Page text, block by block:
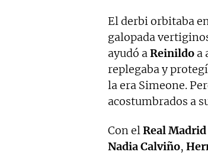
El derbi orbitaba
galopada
ayudó aReinildo a
replegaba y
la era Simeone.
acostumbrados a
Con elReal Madrid
Nadia Calviño,